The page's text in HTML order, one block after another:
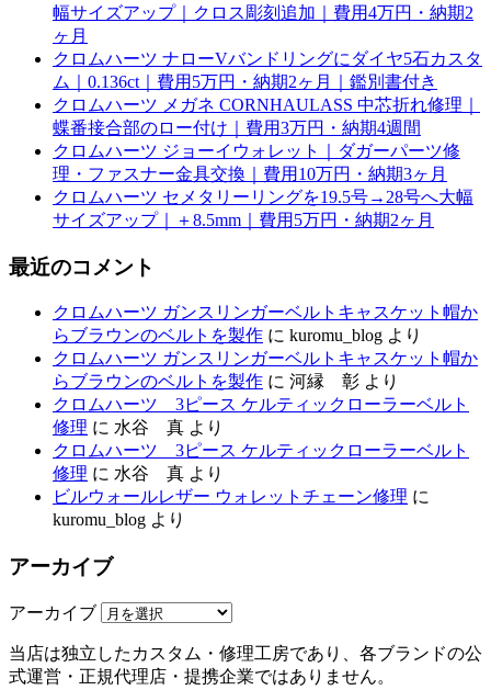
幅サイズアップ｜クロス彫刻追加｜費用4万円・納期2
ヶ月
クロムハーツ ナローVバンドリングにダイヤ5石カスタ
ム｜0.136ct｜費用5万円・納期2ヶ月｜鑑別書付き
クロムハーツ メガネ CORNHAULASS 中芯折れ修理｜
蝶番接合部のロー付け｜費用3万円・納期4週間
クロムハーツ ジョーイウォレット｜ダガーパーツ修
理・ファスナー金具交換｜費用10万円・納期3ヶ月
クロムハーツ セメタリーリングを19.5号→28号へ大幅
サイズアップ｜＋8.5mm｜費用5万円・納期2ヶ月
最近のコメント
クロムハーツ ガンスリンガーベルトキャスケット帽か
らブラウンのベルトを製作 に kuromu_blog より
クロムハーツ ガンスリンガーベルトキャスケット帽か
らブラウンのベルトを製作 に 河縁 彰 より
クロムハーツ 3ピース ケルティックローラーベルト
修理 に 水谷 真 より
クロムハーツ 3ピース ケルティックローラーベルト
修理 に 水谷 真 より
ビルウォールレザー ウォレットチェーン修理 に
kuromu_blog より
アーカイブ
アーカイブ
当店は独立したカスタム・修理工房であり、各ブランドの公
式運営・正規代理店・提携企業ではありません。